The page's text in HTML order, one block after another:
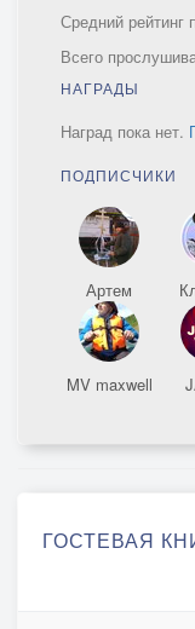
Средний рейтинг
Всего
НАГРАДЫ
Наград пока нет.
ПОДПИСЧИКИ
Артем
MV maxwell
ГОСТЕВАЯ